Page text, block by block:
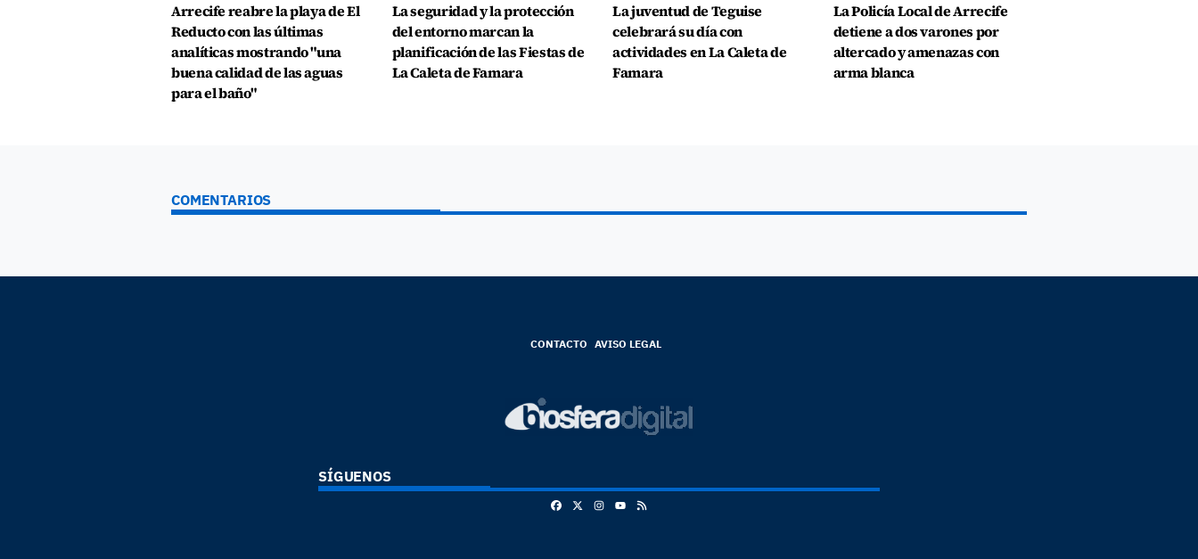
Arrecife reabre la playa de El
Reducto con las últimas
analíticas mostrando "una
buena calidad de las aguas
para el baño"
La seguridad y la protección
del entorno marcan la
planificación de las Fiestas de
La Caleta de Famara
La juventud de Teguise
celebrará su día con
actividades en La Caleta de
Famara
La Policía Local de Arrecife
detiene a dos varones por
altercado y amenazas con
arma blanca
COMENTARIOS
CONTACTO AVISO LEGAL
SÍGUENOS
FacebookInstagram